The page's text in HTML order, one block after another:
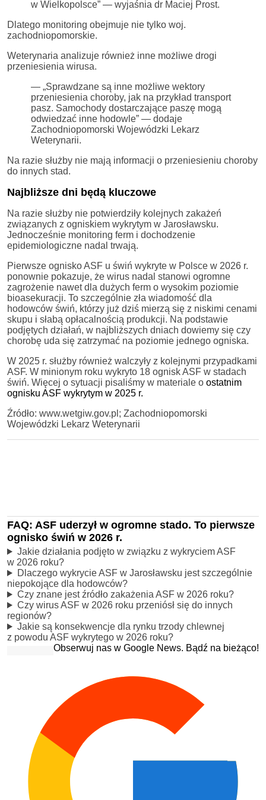
w Wielkopolsce” — wyjaśnia dr Maciej Prost.
Dlatego monitoring obejmuje nie tylko woj.
zachodniopomorskie.
Weterynaria analizuje również inne możliwe drogi
przeniesienia wirusa.
— „Sprawdzane są inne możliwe wektory
przeniesienia choroby, jak na przykład transport
pasz. Samochody dostarczające paszę mogą
odwiedzać inne hodowle” — dodaje
Zachodniopomorski Wojewódzki Lekarz
Weterynarii.
Na razie służby nie mają informacji o przeniesieniu choroby
do innych stad.
Najbliższe dni będą kluczowe
Na razie służby nie potwierdziły kolejnych zakażeń
związanych z ogniskiem wykrytym w Jarosławsku.
Jednocześnie monitoring ferm i dochodzenie
epidemiologiczne nadal trwają.
Pierwsze ognisko ASF u świń wykryte w Polsce w 2026 r.
ponownie pokazuje, że wirus nadal stanowi ogromne
zagrożenie nawet dla dużych ferm o wysokim poziomie
bioasekuracji. To szczególnie zła wiadomość dla
hodowców świń, którzy już dziś mierzą się z niskimi cenami
skupu i słabą opłacalnością produkcji. Na podstawie
podjętych działań, w najbliższych dniach dowiemy się czy
chorobę uda się zatrzymać na poziomie jednego ogniska.
W 2025 r. służby również walczyły z kolejnymi przypadkami
ASF. W minionym roku wykryto 18 ognisk ASF w stadach
świń. Więcej o sytuacji pisaliśmy w materiale o ostatnim
ognisku ASF wykrytym w 2025 r.
Źródło: www.wetgiw.gov.pl; Zachodniopomorski
Wojewódzki Lekarz Weterynarii
FAQ: ASF uderzył w ogromne stado. To pierwsze
ognisko świń w 2026 r.
Jakie działania podjęto w związku z wykryciem ASF
w 2026 roku?
Dlaczego wykrycie ASF w Jarosławsku jest szczególnie
niepokojące dla hodowców?
Czy znane jest źródło zakażenia ASF w 2026 roku?
Czy wirus ASF w 2026 roku przeniósł się do innych
regionów?
Jakie są konsekwencje dla rynku trzody chlewnej
z powodu ASF wykrytego w 2026 roku?
Obserwuj nas w Google News. Bądź na bieżąco!